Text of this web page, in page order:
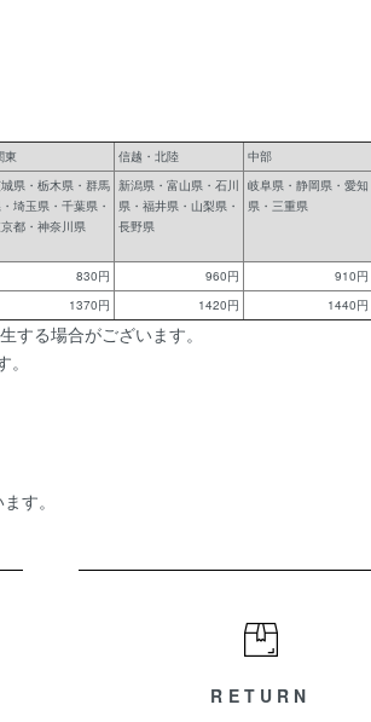
東 信越・北陸 中部
県・栃木県・群馬
埼玉県・千葉県・
都・神奈川県
新潟県・富山県・石川
県・福井県・山梨県・
長野県
岐阜県・静岡県・愛知
県・三重県
830円 960円 910円
1370円 1420円 1440円
する場合がございます。
す。
RETURN